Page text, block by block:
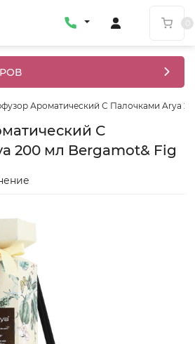
Ароматический С Палочками Arya
С
200 мл Bergamot& Fig